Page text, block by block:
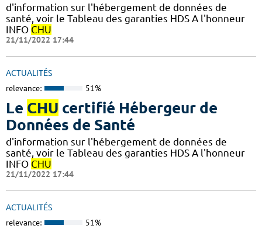
d'information sur l'hébergement de données de
santé, voir le Tableau des garanties HDS A l'honneur
INFO CHU
21/11/2022 17:44
ACTUALITÉS
relevance: 51%
Le CHU certifié Hébergeur de
Données de Santé
d'information sur l'hébergement de données de
santé, voir le Tableau des garanties HDS A l'honneur
INFO CHU
21/11/2022 17:44
ACTUALITÉS
relevance: 51%